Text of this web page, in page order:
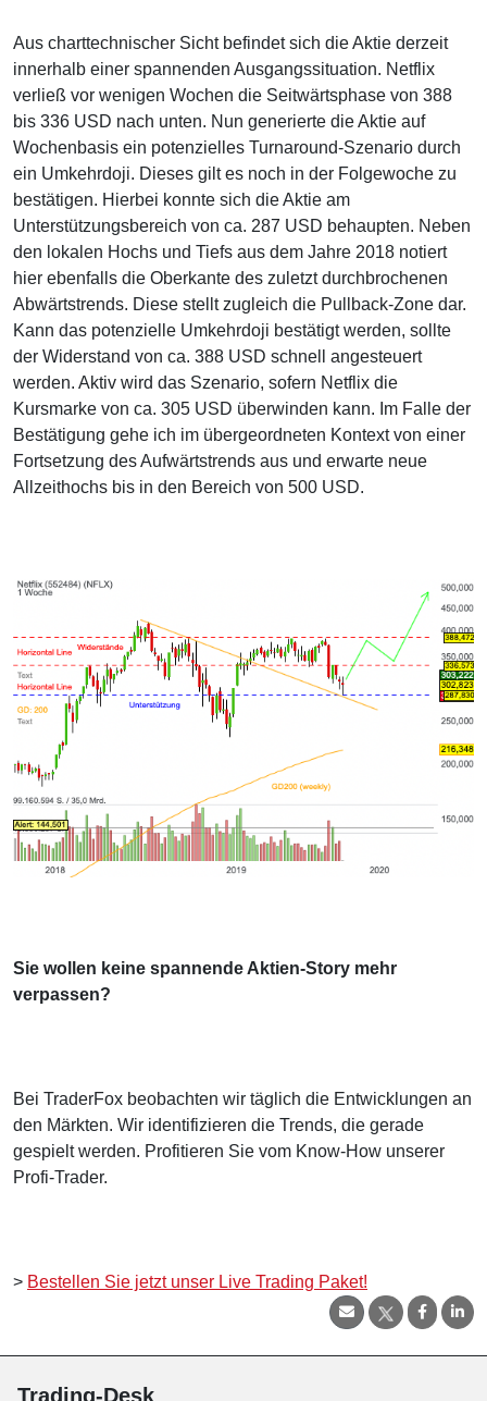
Aus charttechnischer Sicht befindet sich die Aktie derzeit
innerhalb einer spannenden Ausgangssituation. Netflix
verließ vor wenigen Wochen die Seitwärtsphase von 388
bis 336 USD nach unten. Nun generierte die Aktie auf
Wochenbasis ein potenzielles Turnaround-Szenario durch
ein Umkehrdoji. Dieses gilt es noch in der Folgewoche zu
bestätigen. Hierbei konnte sich die Aktie am
Unterstützungsbereich von ca. 287 USD behaupten. Neben
den lokalen Hochs und Tiefs aus dem Jahre 2018 notiert
hier ebenfalls die Oberkante des zuletzt durchbrochenen
Abwärtstrends. Diese stellt zugleich die Pullback-Zone dar.
Kann das potenzielle Umkehrdoji bestätigt werden, sollte
der Widerstand von ca. 388 USD schnell angesteuert
werden. Aktiv wird das Szenario, sofern Netflix die
Kursmarke von ca. 305 USD überwinden kann. Im Falle der
Bestätigung gehe ich im übergeordneten Kontext von einer
Fortsetzung des Aufwärtstrends aus und erwarte neue
Allzeithochs bis in den Bereich von 500 USD.
Sie wollen keine spannende Aktien-Story mehr
verpassen?
Bei TraderFox beobachten wir täglich die Entwicklungen an
den Märkten. Wir identifizieren die Trends, die gerade
gespielt werden. Profitieren Sie vom Know-How unserer
Profi-Trader.
> Bestellen Sie jetzt unser Live Trading Paket!
Trading-Desk